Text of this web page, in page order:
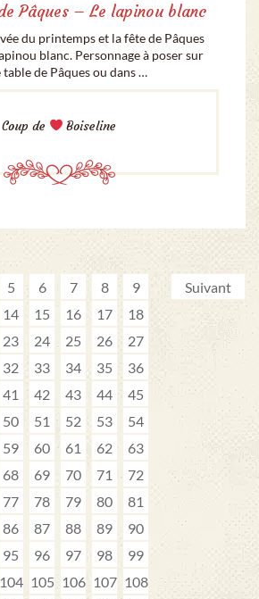
Pâques – Le lapinou blanc
du printemps et la fête de Pâques
blanc. Personnage à poser sur
de Pâques ou dans …
Coup de Boiseline
5 6 7 8
9
14 15 16 17
18
23 24 25 26
27
32 33 34 35
36
41 42 43 44
45
50 51 52 53
54
59 60 61 62
63
68 69 70 71
72
77 78 79 80
81
86 87 88 89
90
95 96 97 98
99
104 105 106 107 108
Suivant